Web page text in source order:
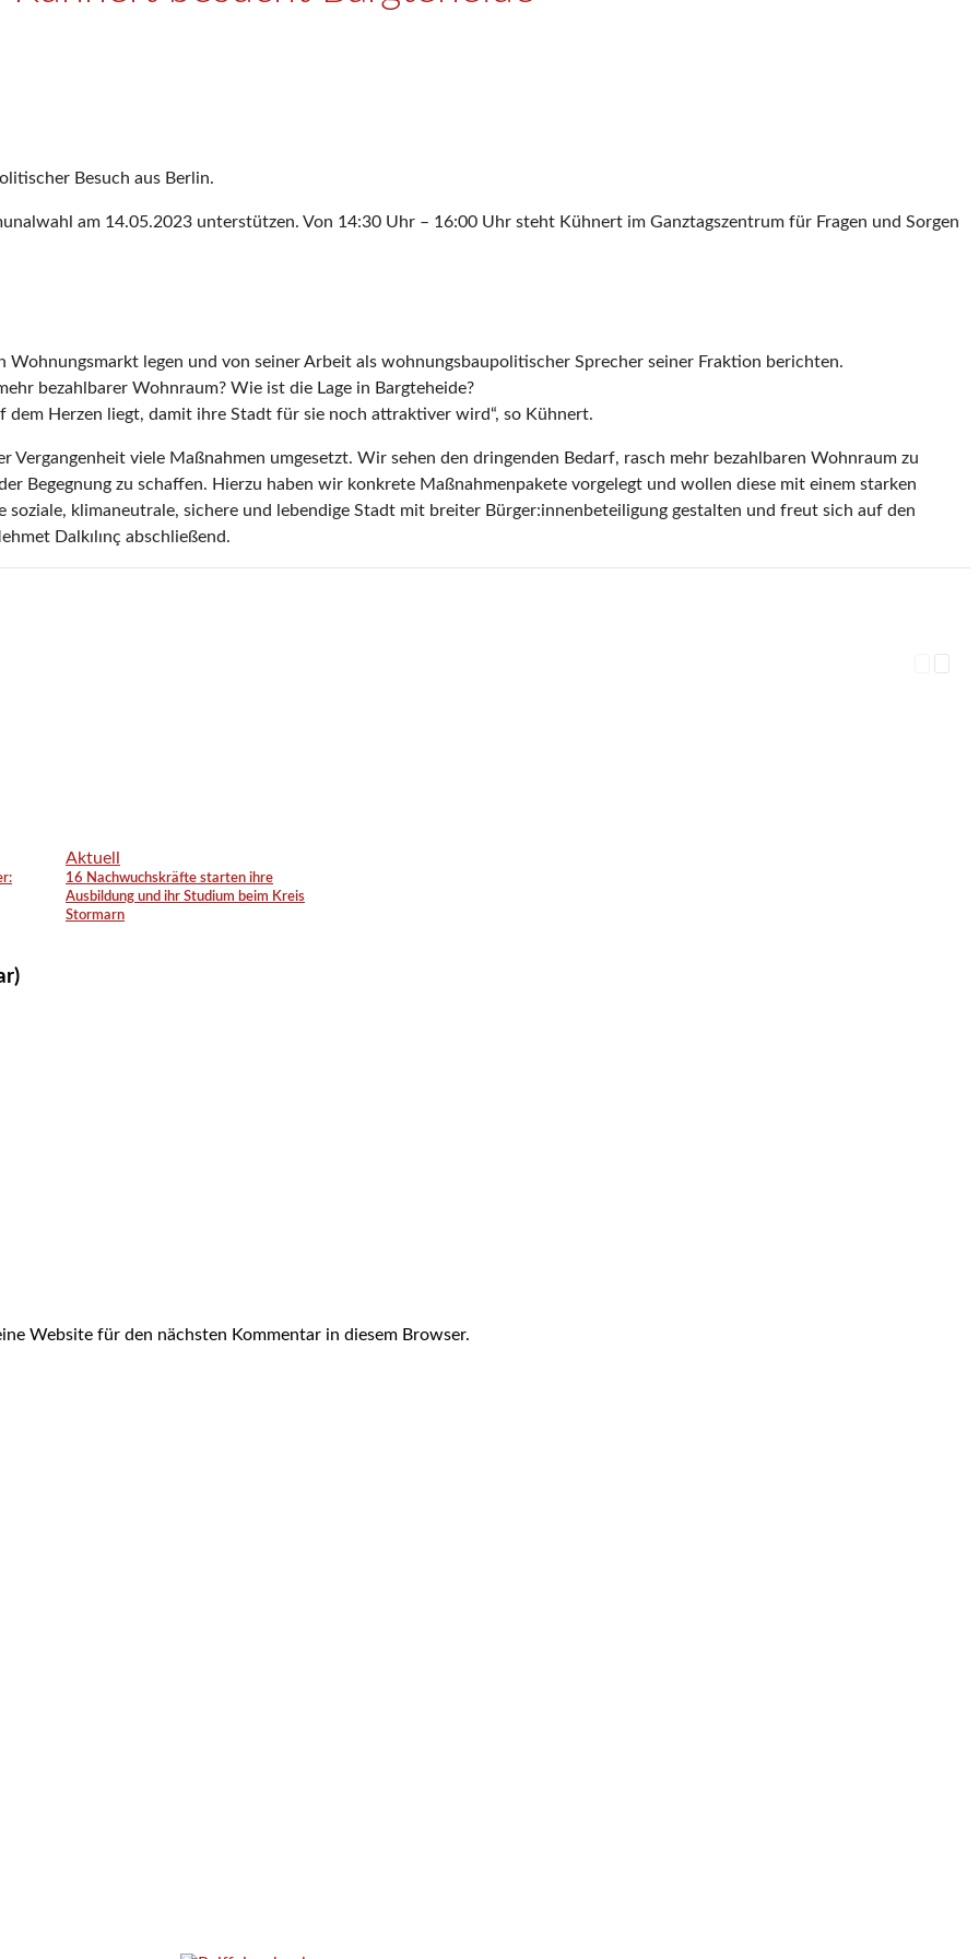
Besuch aus Berlin.
am 14.05.2023 unterstützen. Von 14:30 Uhr – 16:00 Uhr steht Kühnert im Ganztagszentrum für Fragen und Sorgen
legen und von seiner Arbeit als wohnungsbaupolitischer Sprecher seiner Fraktion berichten.
bezahlbarer Wohnraum? Wie ist die Lage in Bargteheide?
Herzen liegt, damit ihre Stadt für sie noch attraktiver wird“, so Kühnert.
Vergangenheit viele Maßnahmen umgesetzt. Wir sehen den dringenden Bedarf, rasch mehr bezahlbaren Wohnraum zu
Begegnung zu schaffen. Hierzu haben wir konkrete Maßnahmenpakete vorgelegt und wollen diese mit einem starken
klimaneutrale, sichere und lebendige Stadt mit breiter Bürger:innenbeteiligung gestalten und freut sich auf den
Dalkılınç abschließend.
Aktuell
16 Nachwuchskräfte starten ihre
Ausbildung und ihr Studium beim Kreis
Stormarn
Website für den nächsten Kommentar in diesem Browser.